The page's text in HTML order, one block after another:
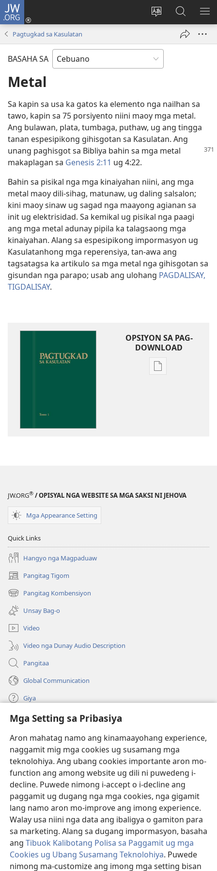
Mga Setting sa Pribasiya
Aron mahatag namo ang kinamaayohang experience,
naggamit mig mga cookies ug susamang mga
teknolohiya. Ang ubang cookies importante aron mo-
function ang among website ug dili ni puwedeng i-
decline. Puwede nimong i-accept o i-decline ang
paggamit ug dugang nga mga cookies, nga gigamit
lang namo aron mo-improve ang imong experience.
Walay usa niini nga data ang ibaligya o gamiton para
sa marketing. Alang sa dugang impormasyon, basaha
ang Tibuok Kalibotang Polisa sa Paggamit ug mga
Cookies ug Ubang Susamang Teknolohiya. Puwede
nimong ma-customize ang imong mga setting bisan
JW.ORG
Ilisi
pinulongan
sa
site
Log
ug
Pangitaa
sa
JW.ORG
Pagtugkad sa Kasulatan
BASAHA SA
Metal
Sa kapin sa usa ka gatos ka elemento nga nailhan sa
tawo, kapin sa 75 porsiyento niini maoy mga metal.
Ang bulawan, plata, tumbaga, puthaw, ug ang tingga
tanan espesipikong gihisgotan sa Kasulatan. Ang
unang paghisgot sa Bibliya bahin sa mga metal
makaplagan sa Genesis 2:11 ug 4:22.
Bahin sa pisikal nga mga kinaiyahan niini, ang mga
metal maoy dili-sihag, matunaw, ug daling salsalon;
kini maoy sinaw ug sagad nga maayong agianan sa
init ug elektrisidad. Sa kemikal ug pisikal nga paagi
ang mga metal adunay pipila ka talagsaong mga
kinaiyahan. Alang sa espesipikong impormasyon ug
Kasulatanhong mga reperensiya, tan-awa ang
tagsatagsa ka artikulo sa mga metal nga gihisgotan sa
gisundan nga parapo; usab ang ulohang PAGDALISAY,
TIGDALISAY.
OPSIYON SA PAG-
DOWNLOAD
Opsiyon
JW.ORG® / OPISYAL NGA WEBSITE SA MGA SAKSI NI JEHOVA
Mga Appearance Setting
Quick Links
Hangyo nga Magpaduaw
Pangitag Tigom
(mo-
open
ug
bag-
ong
window)
Pangitag Kombensiyon
(mo-
open
ug
bag-
ong
window)
Unsay Bag-o
Video
Video nga Dunay Audio Description
Pangitaa
Global Communication
Giya
Donasyon
(mo-
open
bag-
ong
window)
Watchtower ONLINE NGA LIBRARYA
(mo-
open
ug
bag-
window)
JW Hub
(mo-
open
ug
bag-
ong
window)
JW Library
Watchtower Library
Copyright© 2026 Watch Tower Bible and Tract Society of Pennsylvania.